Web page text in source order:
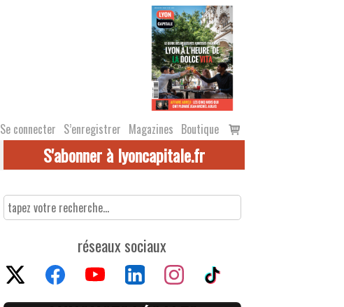
Se connecter S’enregistrer Magazines Boutique
Voir
le
S'abonner à lyoncapitale.fr
réseaux sociaux